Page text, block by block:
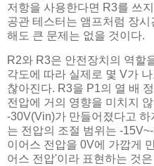
저항을 사용한다면 R3를 쓰
공관 테스터는 앰프처럼 장
해도 큰 문제는 없을 것이다.
R2와 R3은 안전장치의 역할
각도에 따라 실제로 몇 V가
찮아진다. R3을 P1의 열 배
전압에 거의 영향을 미치지
-30V(Vin)가 만들어졌다고 하
는 전압의 조절 범위는 -
이어스 전압을 0V에 가깝게
어스 전압'이라 표현하는 것